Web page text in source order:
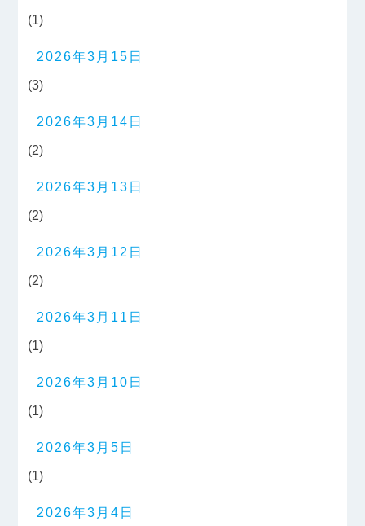
(1)
2026年3月15日
(3)
2026年3月14日
(2)
2026年3月13日
(2)
2026年3月12日
(2)
2026年3月11日
(1)
2026年3月10日
(1)
2026年3月5日
(1)
2026年3月4日